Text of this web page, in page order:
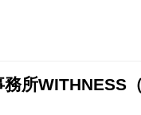
務所WITHNESS